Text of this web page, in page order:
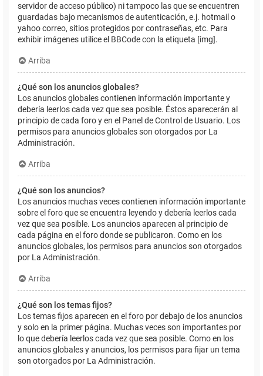
servidor de acceso público) ni tampoco las que se encuentren
guardadas bajo mecanismos de autenticación, e.j. hotmail o
yahoo correo, sitios protegidos por contraseñas, etc. Para
exhibir imágenes utilice el BBCode con la etiqueta [img].
Arriba
¿Qué son los anuncios globales?
Los anuncios globales contienen información importante y
debería leerlos cada vez que sea posible. Éstos aparecerán al
principio de cada foro y en el Panel de Control de Usuario. Los
permisos para anuncios globales son otorgados por La
Administración.
Arriba
¿Qué son los anuncios?
Los anuncios muchas veces contienen información importante
sobre el foro que se encuentra leyendo y debería leerlos cada
vez que sea posible. Los anuncios aparecen al principio de
cada página en el foro donde se publicaron. Como en los
anuncios globales, los permisos para anuncios son otorgados
por La Administración.
Arriba
¿Qué son los temas fijos?
Los temas fijos aparecen en el foro por debajo de los anuncios
y solo en la primer página. Muchas veces son importantes por
lo que debería leerlos cada vez que sea posible. Como en los
anuncios globales y anuncios, los permisos para fijar un tema
son otorgados por La Administración.